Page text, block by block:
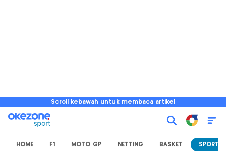
Scroll kebawah untuk membaca artikel
HOME F1 MOTO GP NETTING BASKET SPORT